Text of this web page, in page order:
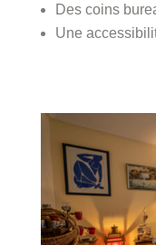
Des coins
Une